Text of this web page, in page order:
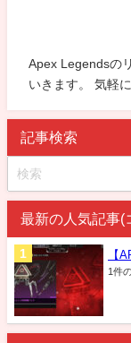
Apex Legendsの
いきます。 気軽
記事検索
最新の人気記事(
【
1件